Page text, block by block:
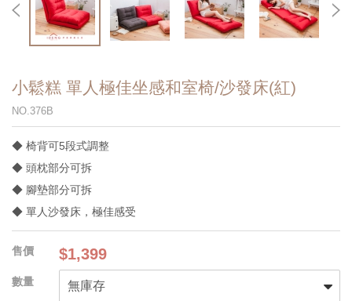
小鬆糕 單人極佳坐感和室椅/沙發床(紅)
NO.376B
◆ 椅背可5段式調整
◆ 頭枕部分可拆
◆ 腳墊部分可拆
◆ 單人沙發床，極佳感受
$1,399